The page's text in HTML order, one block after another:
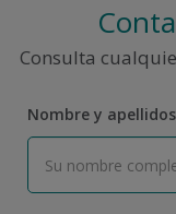
Consulta
Nombre y apellidos